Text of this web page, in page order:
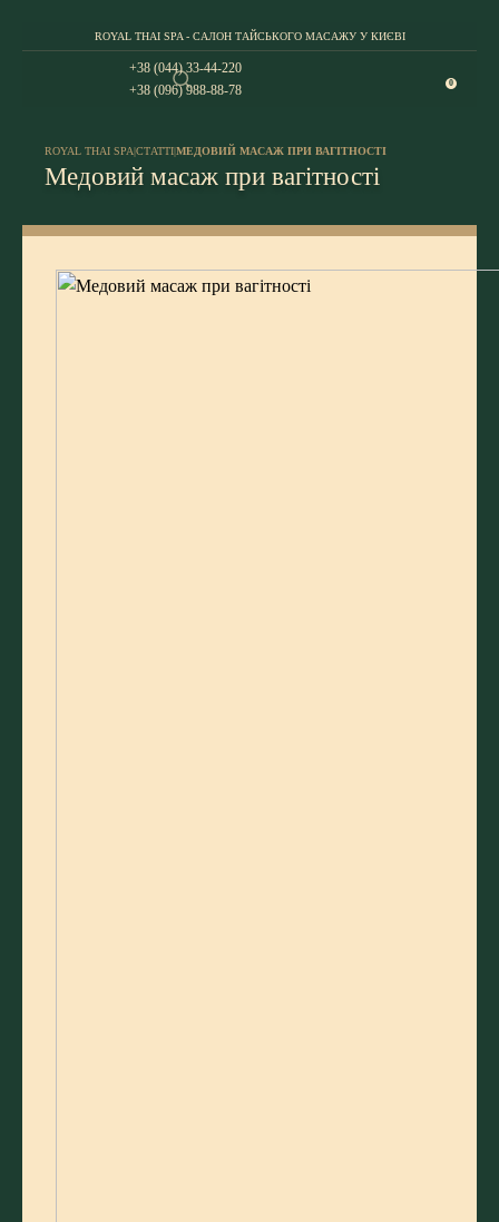
ROYAL THAI SPA - САЛОН ТАЙСЬКОГО МАСАЖУ У КИЄВІ
+38 (044) 33-44-220
+38 (096) 988-88-78
0
ROYAL THAI SPA|СТАТТІ|МЕДОВИЙ МАСАЖ ПРИ ВАГІТНОСТІ
Медовий масаж при вагітності